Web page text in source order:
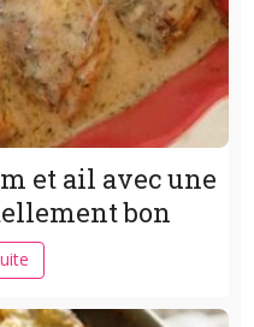
et ail avec une
bon